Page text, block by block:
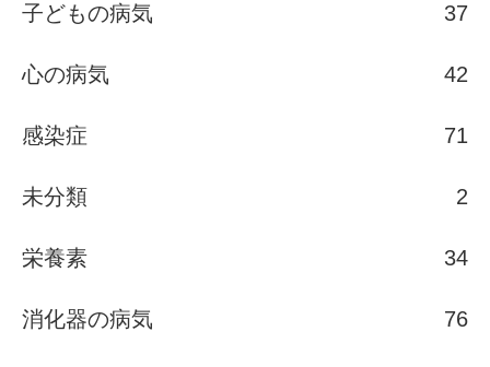
子どもの病気 37
心の病気 42
感染症 71
未分類 2
栄養素 34
消化器の病気 76